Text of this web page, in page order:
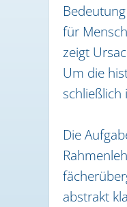
für
zeigt
Um die
schließlich
Die
abstrakt